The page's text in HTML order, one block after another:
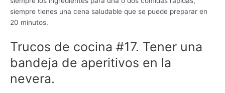
siempre tienes una cena saludable que se puede preparar en
20 minutos.
Trucos de cocina #17. Tener una
bandeja de aperitivos en la
nevera.